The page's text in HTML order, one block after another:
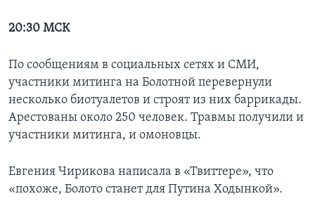
20:30 МСК
По сообщениям в социальных сетях и СМИ,
участники митинга на Болотной перевернули
несколько биотуалетов и строят из них баррикады.
Арестованы около 250 человек. Травмы получили и
участники митинга, и омоновцы.
Евгения Чирикова написала в «Твиттере», что
«похоже, Болото станет для Путина Ходынкой».